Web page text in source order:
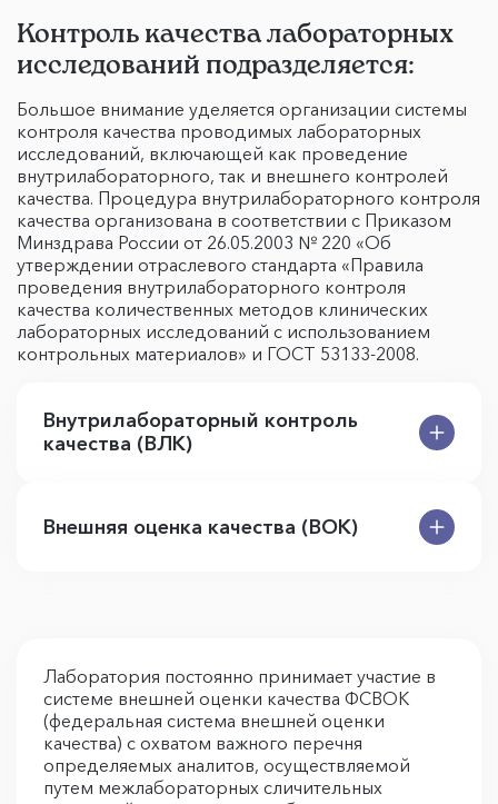
Контроль качества лабораторных
исследований подразделяется:
Большое внимание уделяется организации системы
контроля качества проводимых лабораторных
исследований, включающей как проведение
внутрилабораторного, так и внешнего контролей
качества. Процедура внутрилабораторного контроля
качества организована в соответствии с Приказом
Минздрава России от 26.05.2003 № 220 «Об
утверждении отраслевого стандарта «Правила
проведения внутрилабораторного контроля
качества количественных методов клинических
лабораторных исследований с использованием
контрольных материалов» и ГОСТ 53133-2008.
Внутрилабораторный контроль
качества (ВЛК)
Внешняя оценка качества (ВОК)
Лаборатория постоянно принимает участие в
системе внешней оценки качества ФСВОК
(федеральная система внешней оценки
качества) с охватом важного перечня
определяемых аналитов, осуществляемой
путем межлабораторных сличительных